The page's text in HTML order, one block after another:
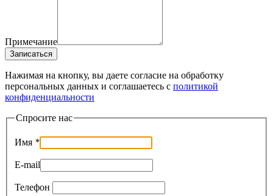
Примечание
Записаться
Нажимая на кнопку, вы даете согласие на обработку
персональных данных и соглашаетесь c политикой
конфиденциальности
Спросите нас
Имя *
E-mail
Телефон